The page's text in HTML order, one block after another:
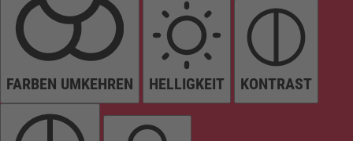
FARBEN UMKEHREN HELLIGKEIT KONTRAST